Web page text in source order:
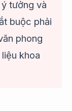
tưởng và
buộc phải
phong
khoa